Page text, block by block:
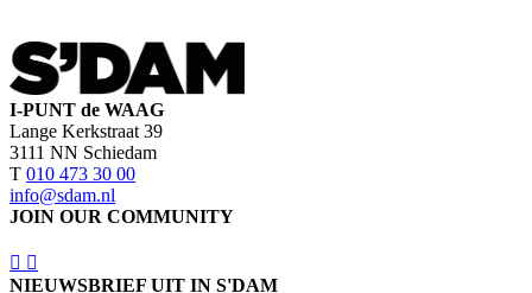
I-PUNT de WAAG
Lange Kerkstraat 39
3111 NN Schiedam
T 010 473 30 00
info@sdam.nl
JOIN OUR COMMUNITY
NIEUWSBRIEF UIT IN S'DAM